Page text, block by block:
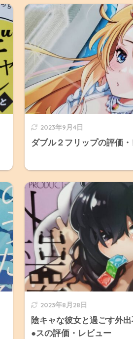
2023年9月4日
ダブル２フリップの評価
2023年8月28日
陰キャな彼女と過ごす外
●スの評価・レビュー